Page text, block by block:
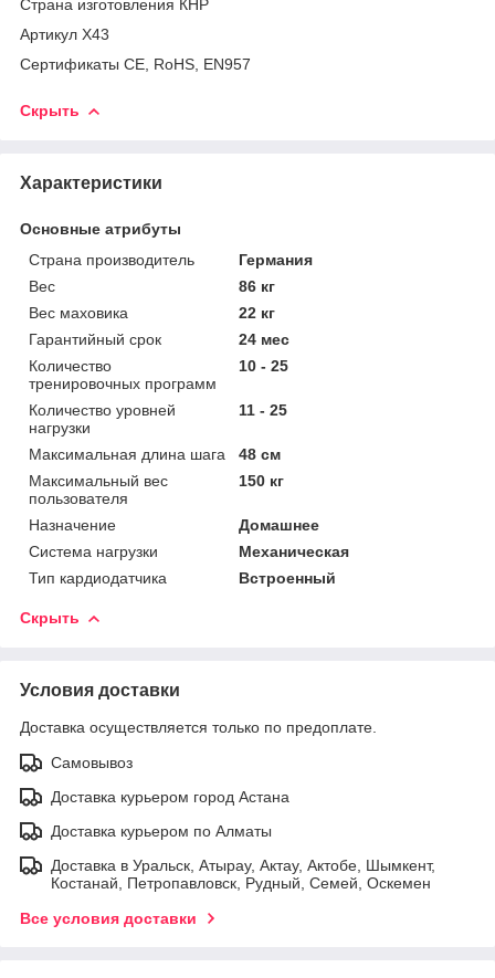
Страна изготовления КНР
Артикул X43
Сертификаты CE, RoHS, EN957
Скрыть
Характеристики
Основные атрибуты
Страна производитель
Германия
Вес
86 кг
Вес маховика
22 кг
Гарантийный срок
24 мес
Количество
тренировочных программ
10 - 25
Количество уровней
нагрузки
11 - 25
Максимальная длина шага
48 см
Максимальный вес
пользователя
150 кг
Назначение
Домашнее
Система нагрузки
Механическая
Тип кардиодатчика
Встроенный
Скрыть
Условия доставки
Доставка осуществляется только по предоплате.
Самовывоз
Доставка курьером город Астана
Доставка курьером по Алматы
Доставка в Уральск, Атырау, Актау, Актобе, Шымкент,
Костанай, Петропавловск, Рудный, Семей, Оскемен
Все условия доставки